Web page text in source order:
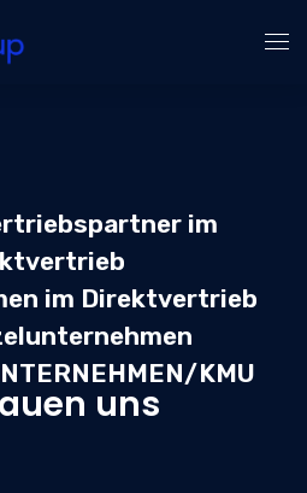
uns
im
im Direktvertrieb
KMU